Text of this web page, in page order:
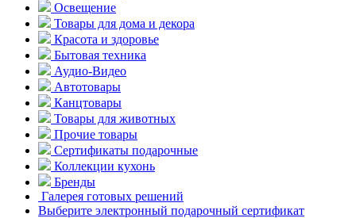
Освещение
Товары для дома и декора
Красота и здоровье
Бытовая техника
Аудио-Видео
Автотовары
Канцтовары
Товары для животных
Прочие товары
Сертификаты подарочные
Коллекции кухонь
Бренды
Галерея готовых решений
Выберите электронный подарочный сертификат